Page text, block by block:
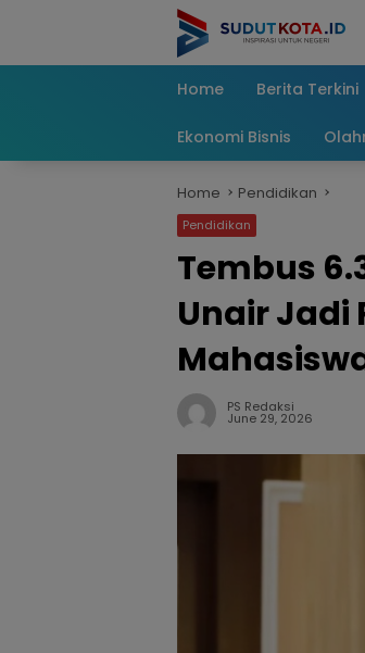
Home
Berita Terkini
Ekonomi Bisnis
Home Pendidikan
Pendidikan
Tembus
Unair Jadi
PS Redaksi
June 29, 2026